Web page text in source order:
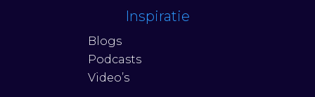
Inspiratie
Blogs
Podcasts
Video’s